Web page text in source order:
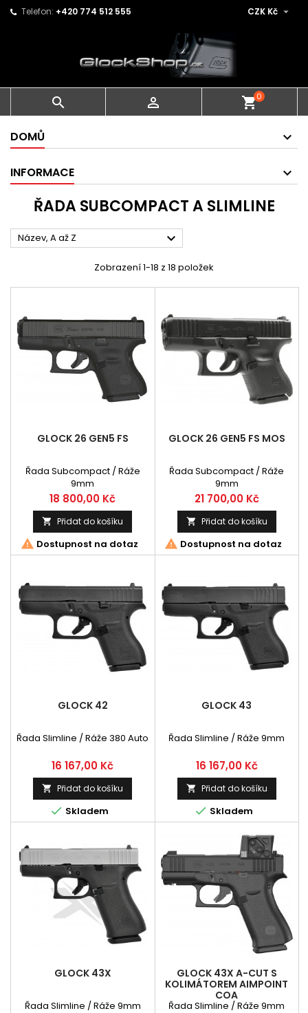
Telefon: +420 774 512 555 CZK Kč 
  shopping_cart0
DOMŮ
INFORMACE
ŘADA SUBCOMPACT A SLIMLINE
Název, A až Z 
Zobrazení 1-18 z 18 položek
GLOCK 26 GEN5 FS
Řada Subcompact / Ráže
9mm
Cena
18 800,00 Kč
 Přidat do košíku
 Dostupnost na dotaz
GLOCK 26 GEN5 FS MOS
Řada Subcompact / Ráže
9mm
Cena
21 700,00 Kč
 Přidat do košíku
 Dostupnost na dotaz
GLOCK 42
Řada Slimline / Ráže 380 Auto
Cena
16 167,00 Kč
 Přidat do košíku
 Skladem
GLOCK 43
Řada Slimline / Ráže 9mm
Cena
16 167,00 Kč
 Přidat do košíku
 Skladem
GLOCK 43X
Řada Slimline / Ráže 9mm
GLOCK 43X A-CUT S
KOLIMÁTOREM AIMPOINT
COA
Řada Slimline / Ráže 9mm